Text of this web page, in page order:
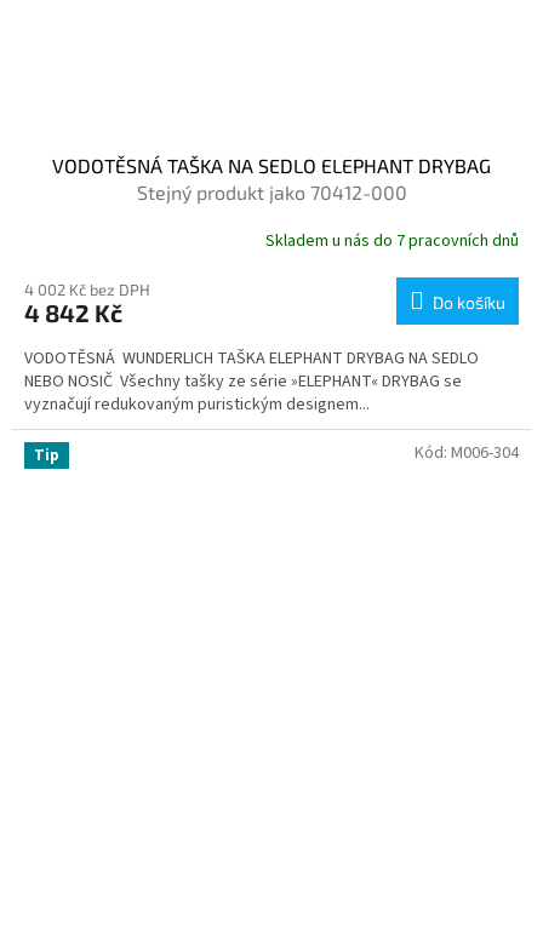
VODOTĚSNÁ TAŠKA NA SEDLO ELEPHANT DRYBAG
Stejný produkt jako 70412-000
Skladem u nás do 7 pracovních dnů
4 002 Kč bez DPH
4 842 Kč Do košíku
VODOTĚSNÁ WUNDERLICH TAŠKA ELEPHANT DRYBAG NA SEDLO
NEBO NOSIČ Všechny tašky ze série »ELEPHANT« DRYBAG se
vyznačují redukovaným puristickým designem...
Tip Kód: M006-304